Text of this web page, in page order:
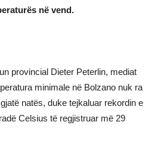
në vend.
provincial Dieter Peterlin, mediat
minimale në Bolzano nuk ra
natës, duke tejkaluar rekordin e
Celsius të regjistruar më 29